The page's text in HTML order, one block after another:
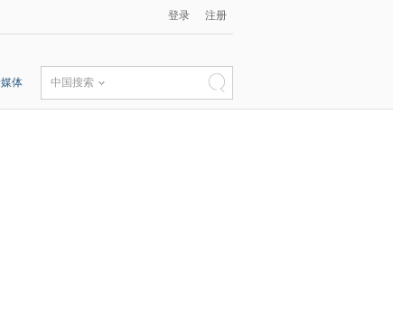
登录 注册
体 中国搜索